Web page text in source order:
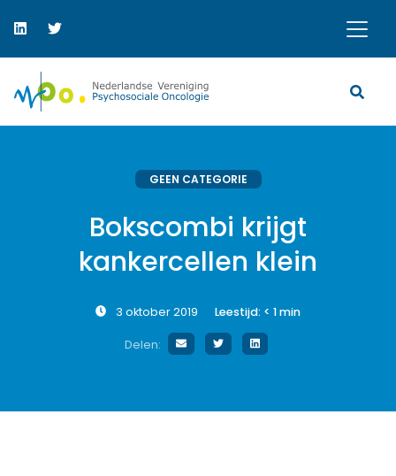
GEEN CATEGORIE
Bokscombi krijgt
kankercellen klein
3 oktober 2019 Leestijd: < 1min
Delen: